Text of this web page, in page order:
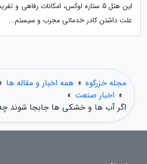
این هتل 5 ستاره لوکس، امکانات رفاهی
علت داشتن کادر خدماتی مجرب و سیستم...
مجله خزرکوه » همه اخبار و مقاله ها
» اخبار صنعت »
اگر آب ها و خشکی ها جابجا شوند